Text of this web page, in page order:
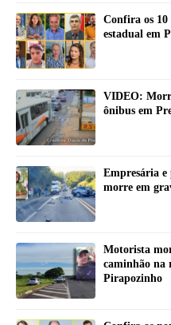
Confira os
estadual em
VIDEO:
ônibus em
Empresária e
morre em
Motorista
caminhão na
Pirapozinho